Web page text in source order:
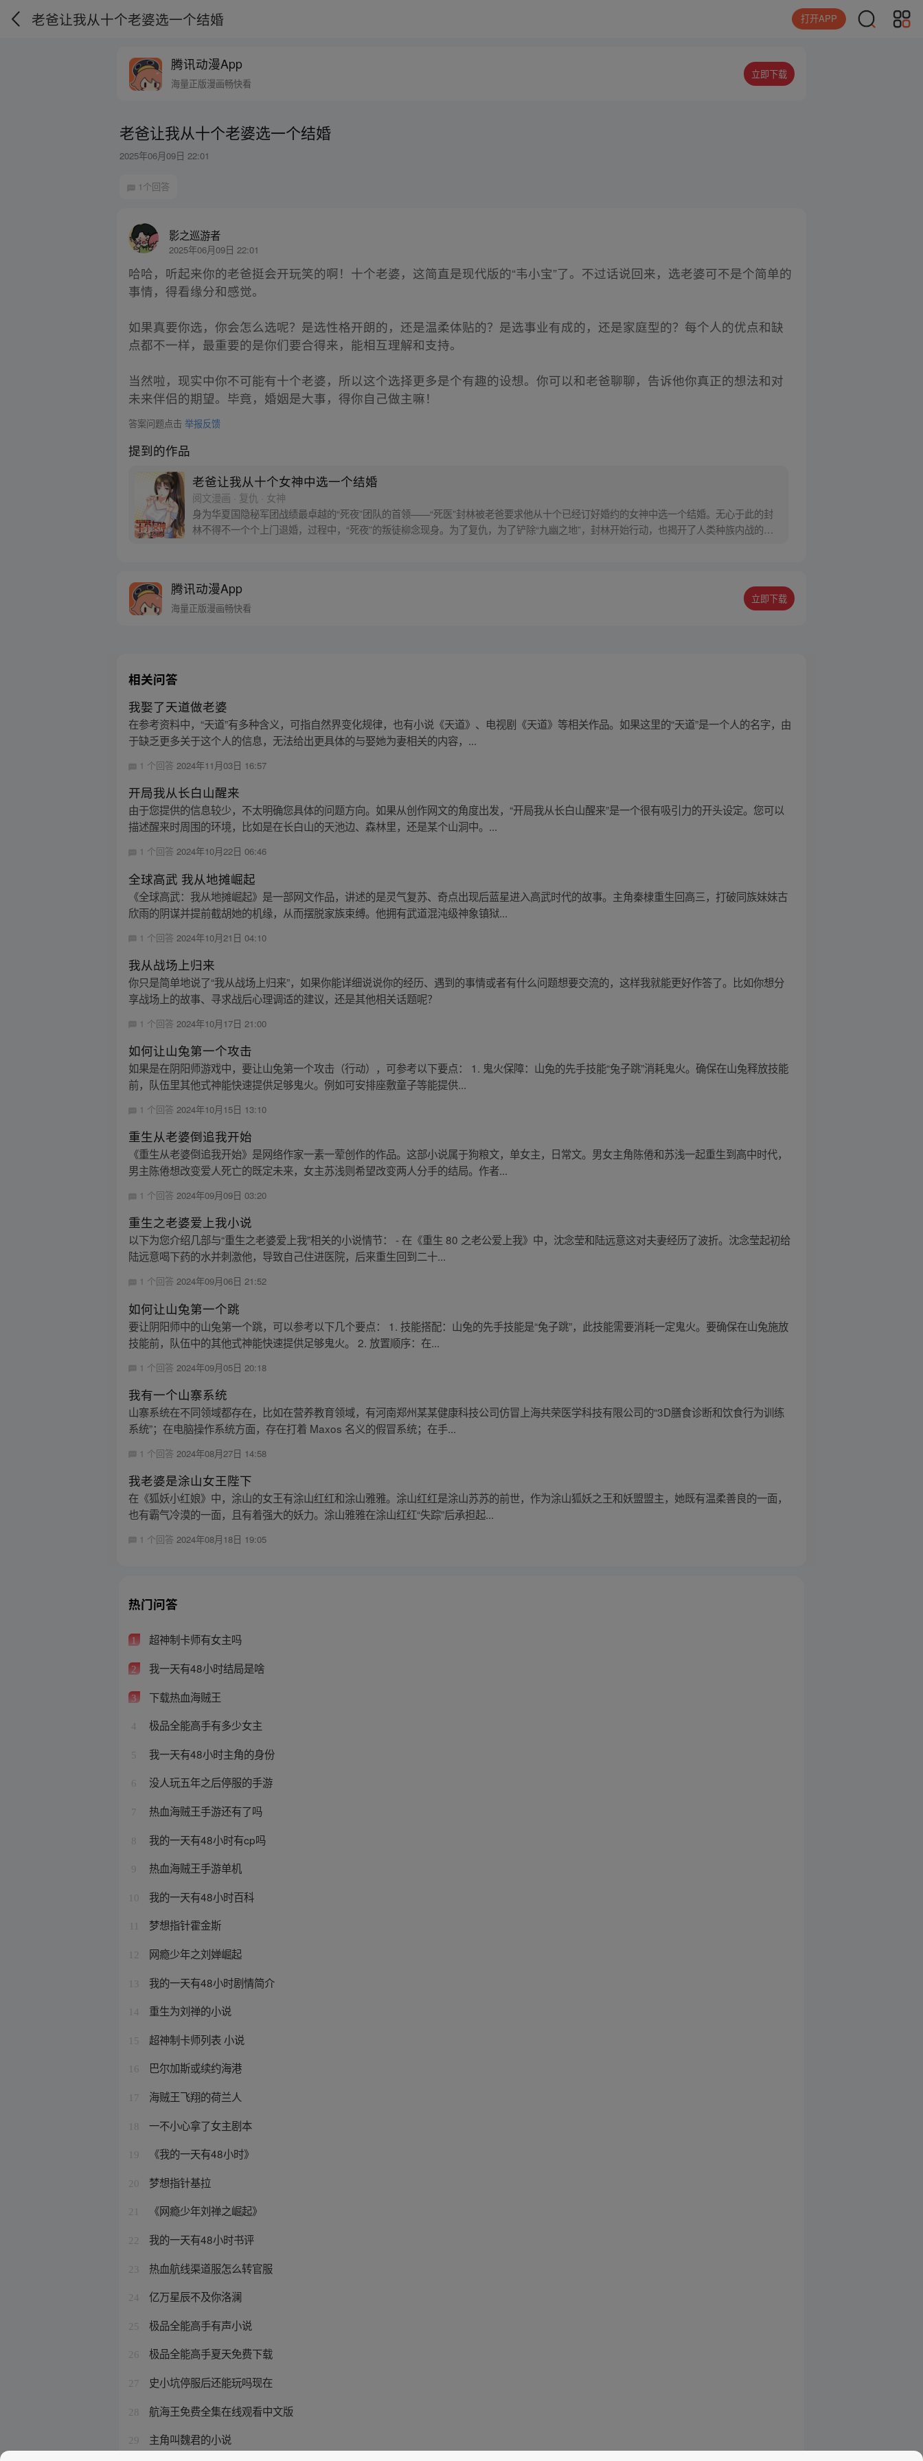
老爸让我从十个老婆选一个结婚 打开APP
腾讯动漫App
海量正版漫画畅快看
立即下载
老爸让我从十个老婆选一个结婚
2025年06月09日 22:01
1个回答
影之巡游者
2025年06月09日 22:01
哈哈，听起来你的老爸挺会开玩笑的啊！十个老婆，这简直是现代版的“韦小宝”了。不过话说回来，选老婆可不是个简单的
事情，得看缘分和感觉。
如果真要你选，你会怎么选呢？是选性格开朗的，还是温柔体贴的？是选事业有成的，还是家庭型的？每个人的优点和缺
点都不一样，最重要的是你们要合得来，能相互理解和支持。
当然啦，现实中你不可能有十个老婆，所以这个选择更多是个有趣的设想。你可以和老爸聊聊，告诉他你真正的想法和对
未来伴侣的期望。毕竟，婚姻是大事，得你自己做主嘛！
答案问题点击举报反馈
提到的作品
老爸让我从十个女神中选一个结婚
阅文漫画 · 复仇 · 女神
身为华夏国隐秘军团战绩最卓越的“死夜”团队的首领——“死医”封林被老爸要求他从十个已经订好婚约的女神中选一个结婚。无心于此的封
林不得不一个个上门退婚，过程中，“死夜”的叛徒柳念现身。为了复仇，为了铲除“九幽之地”，封林开始行动，也揭开了人类种族内战的序
腾讯动漫App
海量正版漫画畅快看
立即下载
相关问答
我娶了天道做老婆
在参考资料中，“天道”有多种含义，可指自然界变化规律，也有小说《天道》、电视剧《天道》等相关作品。如果这里的“天道”是一个人的名字，由
于缺乏更多关于这个人的信息，无法给出更具体的与娶她为妻相关的内容，...
1 个回答2024年11月03日 16:57
开局我从长白山醒来
由于您提供的信息较少，不太明确您具体的问题方向。如果从创作网文的角度出发，“开局我从长白山醒来”是一个很有吸引力的开头设定。您可以
描述醒来时周围的环境，比如是在长白山的天池边、森林里，还是某个山洞中。...
1 个回答2024年10月22日 06:46
全球高武 我从地摊崛起
《全球高武：我从地摊崛起》是一部网文作品，讲述的是灵气复苏、奇点出现后蓝星进入高武时代的故事。主角秦棣重生回高三，打破同族妹妹古
欣雨的阴谋并提前截胡她的机缘，从而摆脱家族束缚。他拥有武道混沌级神象镇狱...
1 个回答 2024年10月21日 04:10
我从战场上归来
你只是简单地说了“我从战场上归来”，如果你能详细说说你的经历、遇到的事情或者有什么问题想要交流的，这样我就能更好作答了。比如你想分
享战场上的故事、寻求战后心理调适的建议，还是其他相关话题呢？
1 个回答 2024年10月17日 21:00
如何让山兔第一个攻击
如果是在阴阳师游戏中，要让山兔第一个攻击（行动），可参考以下要点： 1. 鬼火保障：山兔的先手技能“兔子跳”消耗鬼火。确保在山兔释放技能
前，队伍里其他式神能快速提供足够鬼火。例如可安排座敷童子等能提供...
1 个回答2024年10月15日 13:10
重生从老婆倒追我开始
《重生从老婆倒追我开始》是网络作家一素一荤创作的作品。这部小说属于狗粮文，单女主，日常文。男女主角陈倦和苏浅一起重生到高中时代，
男主陈倦想改变爱人死亡的既定未来，女主苏浅则希望改变两人分手的结局。作者...
1 个回答2024年09月09日 03:20
重生之老婆爱上我小说
以下为您介绍几部与“重生之老婆爱上我”相关的小说情节： - 在《重生 80 之老公爱上我》中，沈念莹和陆远意这对夫妻经历了波折。沈念莹起初给
陆远意喝下药的水并刺激他，导致自己住进医院，后来重生回到二十...
1 个回答2024年09月06日 21:52
如何让山兔第一个跳
要让阴阳师中的山兔第一个跳，可以参考以下几个要点： 1. 技能搭配：山兔的先手技能是“兔子跳”，此技能需要消耗一定鬼火。要确保在山兔施放
技能前，队伍中的其他式神能快速提供足够鬼火。 2. 放置顺序：在...
1 个回答 2024年09月05日 20:18
我有一个山寨系统
山寨系统在不同领域都存在，比如在营养教育领域，有河南郑州某某健康科技公司仿冒上海共荣医学科技有限公司的“3D膳食诊断和饮食行为训练
系统”；在电脑操作系统方面，存在打着 Maxos 名义的假冒系统；在手...
1 个回答 2024年08月27日 14:58
我老婆是涂山女王陛下
在《狐妖小红娘》中，涂山的女王有涂山红红和涂山雅雅。涂山红红是涂山苏苏的前世，作为涂山狐妖之王和妖盟盟主，她既有温柔善良的一面，
也有霸气冷漠的一面，且有着强大的妖力。涂山雅雅在涂山红红“失踪”后承担起...
1 个回答2024年08月18日 19:05
热门问答
1 超神制卡师有女主吗
2 我一天有48小时结局是啥
3 下载热血海贼王
4 极品全能高手有多少女主
5 我一天有48小时主角的身份
6 没人玩五年之后停服的手游
7 热血海贼王手游还有了吗
8 我的一天有48小时有cp吗
9 热血海贼王手游单机
10 我的一天有48小时百科
梦想指针霍金斯
12 网瘾少年之刘婵崛起
13 我的一天有48小时剧情简介
14 重生为刘禅的小说
15 超神制卡师列表 小说
16 巴尔加斯或续约海港
17 海贼王飞翔的荷兰人
18 一不小心拿了女主剧本
19 《我的一天有48小时》
20 梦想指针基拉
21 《网瘾少年刘禅之崛起》
22 我的一天有48小时书评
23 热血航线渠道服怎么转官服
24 亿万星辰不及你洛澜
25 极品全能高手有声小说
26 极品全能高手夏天免费下载
27 史小坑停服后还能玩吗现在
28 航海王免费全集在线观看中文版
29
主角叫魏君的小说